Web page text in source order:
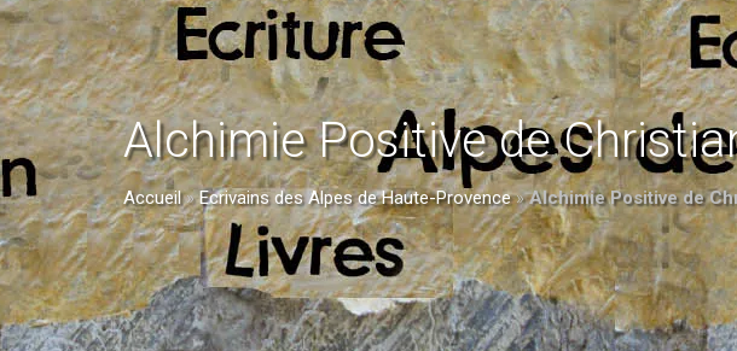
Alchimie Positive de
Accueil»Ecrivains des Alpes de Haute-Provence»Alchimie Positive de